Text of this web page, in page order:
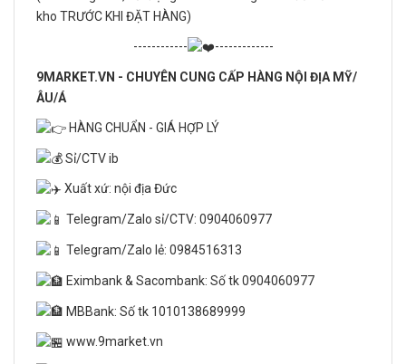
kho TRƯỚC KHI ĐẶT HÀNG)
------------ -------------
9MARKET.VN - CHUYÊN CUNG CẤP HÀNG NỘI ĐỊA MỸ/
ÂU/Á
HÀNG CHUẨN - GIÁ HỢP LÝ
Sỉ/CTV ib
Xuất xứ: nội địa Đức
Telegram/Zalo sỉ/CTV: 0904060977
Telegram/Zalo lẻ: 0984516313
Eximbank & Sacombank: Số tk 0904060977
MBBank: Số tk 1010138689999
www.9market.vn